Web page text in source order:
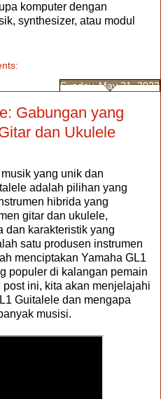
komputer dengan
synthesizer, atau modul
Sunday, May 21, 2023
Gabungan yang
dan Ukulele
yang unik dan
adalah pilihan yang
hibrida yang
gitar dan ukulele,
dan karakteristik yang
satu produsen instrumen
menciptakan Yamaha GL1
populer di kalangan pemain
ini, kita akan menjelajahi
Guitalele dan mengapa
musisi.